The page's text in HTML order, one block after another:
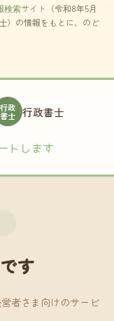
検索サイト （令和8年5月
）の情報をもとに、のど
行政
書士 行政書士
トします
す
者さま向けのサービ